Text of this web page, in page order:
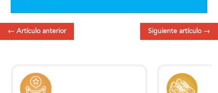
← Artículo anterior Siguiente artículo→